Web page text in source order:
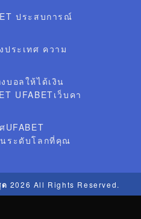
ประสบการณ์
ประเทศ ความ
บอลให้ได้เงิน
UFABETเว็บคา
UFABET
ระดับโลกที่คุณ
2026 All Rights Reserved.